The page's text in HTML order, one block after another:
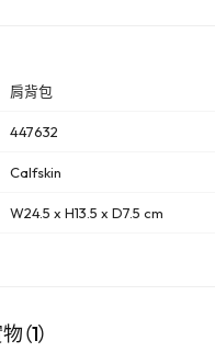
肩背包
447632
Calfskin
W24.5 x H13.5 x D7.5 cm
1）